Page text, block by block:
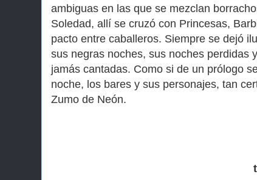
ambiguas en las que se mezclan
Soledad, allí se cruzó con Princesas,
pacto entre caballeros. Siempre se dejó
sus negras noches, sus noches perdidas
jamás cantadas. Como si de un prólogo
noche, los bares y sus personajes, tan
Zumo de Neón.